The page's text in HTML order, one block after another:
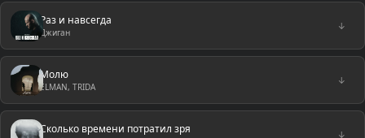
Раз и навсегда
Джиган
↓
Молю
ELMAN, TRIDA
↓
Сколько времени потратил зря ↓